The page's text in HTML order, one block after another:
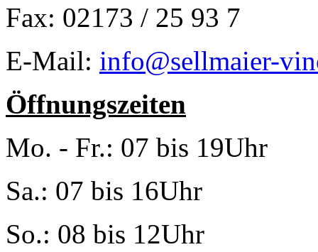
Fax: 02173 / 25 93 7
E-Mail: info@sellmaier-
Öffnungszeiten
Mo. - Fr.: 07 bis 19Uhr
Sa.: 07 bis 16Uhr
So.: 08 bis 12Uhr